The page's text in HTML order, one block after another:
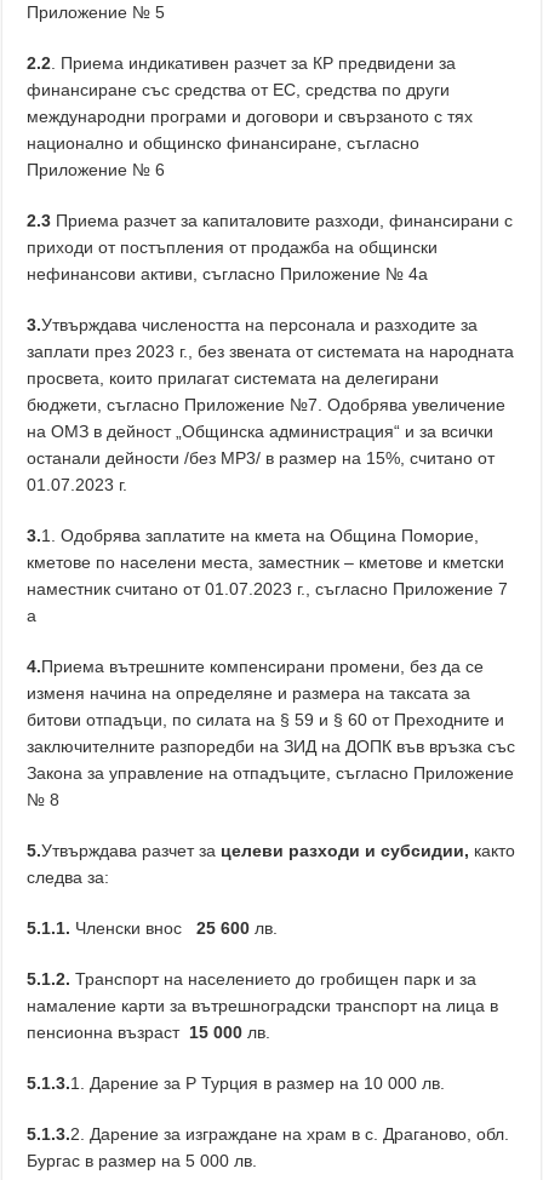
Приложение № 5
2.2 . Приема индикативен разчет за КР предвидени за
финансиране със средства от ЕС, средства по други
международни програми и договори и свързаното с тях
национално и общинско финансиране, съгласно
Приложение № 6
2.3 Приема разчет за капиталовите разходи, финансирани с
приходи от постъпления от продажба на общински
нефинансови активи, съгласно Приложение № 4а
3.Утвърждава числеността на персонала и разходите за
заплати през 2023 г., без звената от системата на народната
просвета, които прилагат системата на делегирани
бюджети, съгласно Приложение №7. Одобрява увеличение
на ОМЗ в дейност „Общинска администрация“ и за всички
останали дейности /без MP3/ в размер на 15%, считано от
01.07.2023 г.
3.1. Одобрява заплатите на кмета на Община Поморие,
кметове по населени места, заместник – кметове и кметски
наместник считано от 01.07.2023 г., съгласно Приложение 7
а
4.Приема вътрешните компенсирани промени, без да се
изменя начина на определяне и размера на таксата за
битови отпадъци, по силата на § 59 и § 60 от Преходните и
заключителните разпоредби на ЗИД на ДОПК във връзка със
Закона за управление на отпадъците, съгласно Приложение
№ 8
5.Утвърждава разчет за целеви разходи и субсидии, както
следва за:
5.1.1. Членски внос25 600 лв.
5.1.2.Транспорт на населението до гробищен парк и за
намаление карти за вътрешноградски транспорт на лица в
пенсионна възраст 15 000 лв.
5.1.3.1. Дарение за Р Турция в размер на 10 000 лв.
5.1.3.2. Дарение за изграждане на храм в с. Драганово, обл.
Бургас в размер на 5 000 лв.